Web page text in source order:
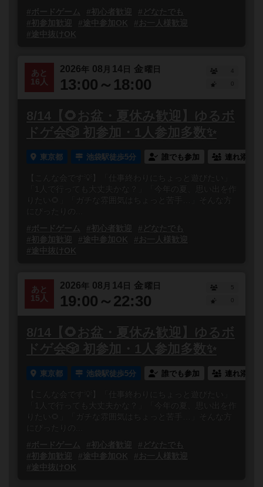
#ボードゲーム
#初心者歓迎
#どなたでも
#初参加歓迎
#途中参加OK
#お一人様歓迎
#途中抜けOK
あと
16人
2026年 08 月 14 日 金曜日
13:00～18:00
4
8/14【🌻お盆・夏休み歓迎】ゆるボ
ドゲ会🎲 初参加・1人参加多数✨
東京都 池袋駅徒歩5分 誰でも参加 連れ添い
【こんな会です💡】「仕事終わりにちょっと遊びたい」
「1人で行っても大丈夫かな？」「今年の夏、思い出を作
りたい🌻」「ガチな雰囲気はちょっと苦手…」そんな方
#ボードゲーム
#初心者歓迎
#どなたでも
#初参加歓迎
#途中参加OK
#お一人様歓迎
#途中抜けOK
あと
15人
2026年 08 月 14 日 金曜日
19:00～22:30
5
8/14【🌻お盆・夏休み歓迎】ゆるボ
ドゲ会🎲 初参加・1人参加多数✨
東京都 池袋駅徒歩5分 誰でも参加 連れ添い
【こんな会です💡】「仕事終わりにちょっと遊びたい」
「1人で行っても大丈夫かな？」「今年の夏、思い出を作
りたい🌻」「ガチな雰囲気はちょっと苦手…」そんな方
#ボードゲーム
#初心者歓迎
#どなたでも
#初参加歓迎
#途中参加OK
#お一人様歓迎
#途中抜けOK